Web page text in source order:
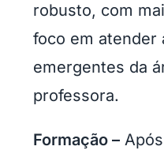
robusto, com
foco em atender
emergentes da
professora.
Formação –